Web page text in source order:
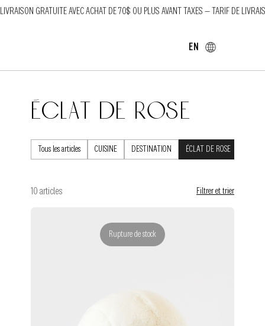
LIVRAISON GRATUITE AVEC ACHAT DE 70$ OU PLUS AVANT TAXES — TARIF DE
EN
ÉCLAT DE ROSE
Tous les articles CUISINE DESTINATION ÉCLAT DE ROSE
10 articles Filtrer et trier
Rupture de stock